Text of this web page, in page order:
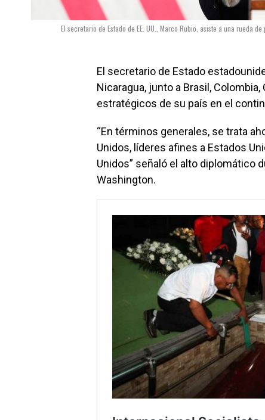
El secretario de Estado de EE. UU., Marco Rubio, asiste a una rueda
El secretario de Estado
Nicaragua, junto a Brasil,
estratégicos de su país en el
“En términos generales, se trata
Unidos, líderes afines a Estados
Unidos” señaló el alto diplomático
Washington.